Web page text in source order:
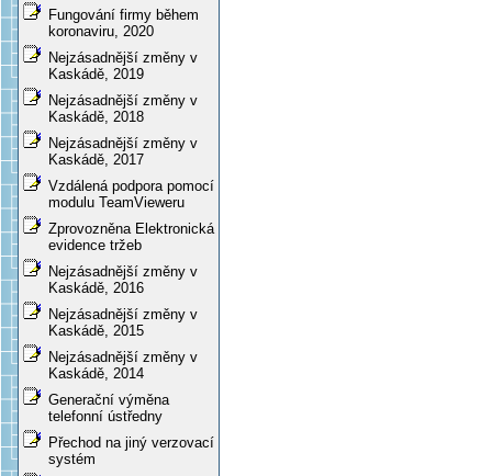
Fungování firmy během
koronaviru, 2020
Nejzásadnější změny v
Kaskádě, 2019
Nejzásadnější změny v
Kaskádě, 2018
Nejzásadnější změny v
Kaskádě, 2017
Vzdálená podpora pomocí
modulu TeamVieweru
Zprovozněna Elektronická
evidence tržeb
Nejzásadnější změny v
Kaskádě, 2016
Nejzásadnější změny v
Kaskádě, 2015
Nejzásadnější změny v
Kaskádě, 2014
Generační výměna
telefonní ústředny
Přechod na jiný verzovací
systém